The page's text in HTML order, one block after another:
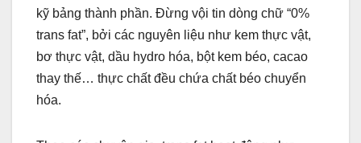
kỹ bảng thành phần. Đừng vội tin dòng chữ “0%
trans fat”, bởi các nguyên liệu như kem thực vật,
bơ thực vật, dầu hydro hóa, bột kem béo, cacao
thay thế… thực chất đều chứa chất béo chuyển
hóa.